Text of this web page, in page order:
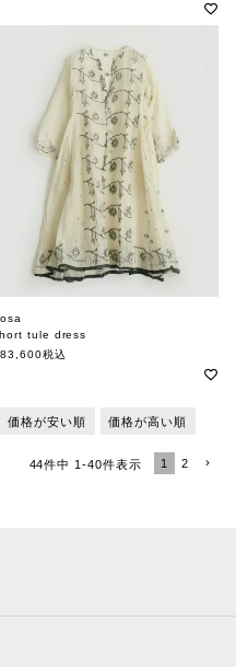
tule dress
ーサ
83,600税込
価格が安い順 価格が高い順
44件中 1-40件表示 1 2